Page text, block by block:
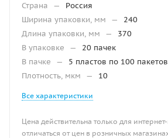
Страна —
Россия
Ширина упаковки, мм
—
240
Длина упаковки, мм
—
370
В упаковке
—
20 пачек
В пачке
—
5 пластов по 100 пакетов
Плотность, мкм
— 10
Все характеристики
Цена действительна только для
отличаться от цен в розничных